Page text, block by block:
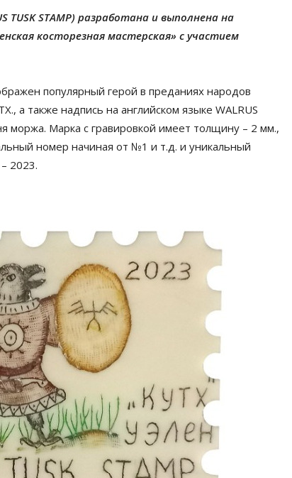
TUSK STAMP) разработана и выполнена на
косторезная мастерская» с участием
популярный герой в преданиях народов
а также надпись на английском языке WALRUS
моржа. Марка с гравировкой имеет толщину – 2 мм.,
номер начиная от №1 и т.д. и уникальный
2023.